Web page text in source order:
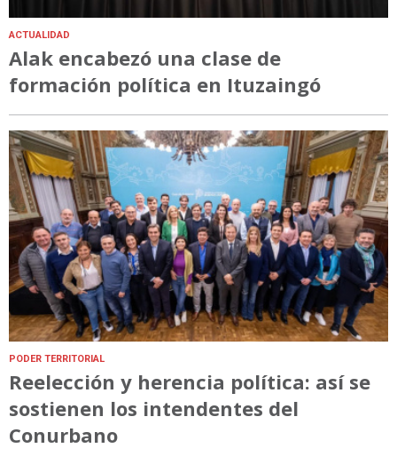
ACTUALIDAD
Alak encabezó una clase de
formación política en Ituzaingó
PODER TERRITORIAL
Reelección y herencia política: así se
sostienen los intendentes del
Conurbano